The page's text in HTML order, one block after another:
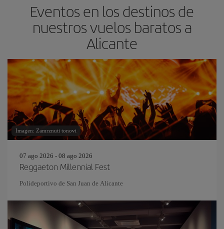
Eventos en los destinos de
nuestros vuelos baratos a
Alicante
Imagen: Zamrznuti tonovi
07 ago 2026 - 08 ago 2026
Reggaeton Millennial Fest
Polideportivo de San Juan de Alicante